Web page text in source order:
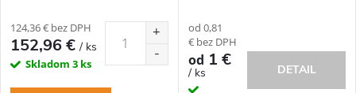
124,36 € bez DPH
152,96 €/ ks
Skladom 3 ks
od 0,81
€ bez DPH
od 1 €
/ ks DETAIL